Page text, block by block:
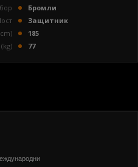
Бромли
Защитник
185
77